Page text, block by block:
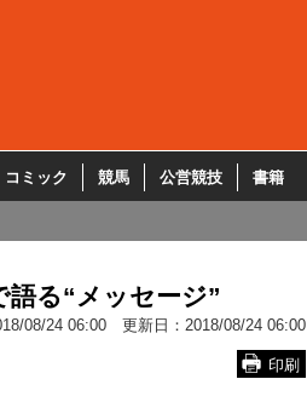
コミック 競馬 公営競技 書籍
る“メッセージ”
08/24 06:00 更新日： 2018/08/24 06:00
印刷